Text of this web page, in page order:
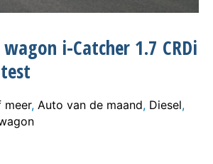
i-Catcher 1.7 CRDi
meer, Auto van de maand, Diesel,